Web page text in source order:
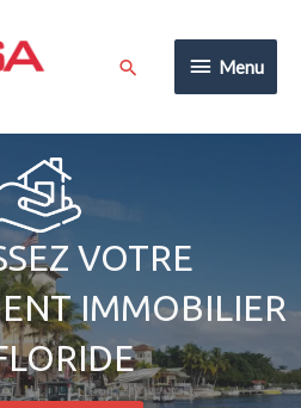
Menu
Menu
Rechercher
VOTRE
IMMOBILIER